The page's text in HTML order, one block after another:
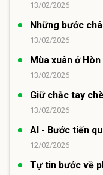
13/02/2026
Những bước
13/02/2026
Mùa xuân ở
13/02/2026
Giữ chắc tay
13/02/2026
AI - Bước tiến
12/02/2026
Tự tin bước về